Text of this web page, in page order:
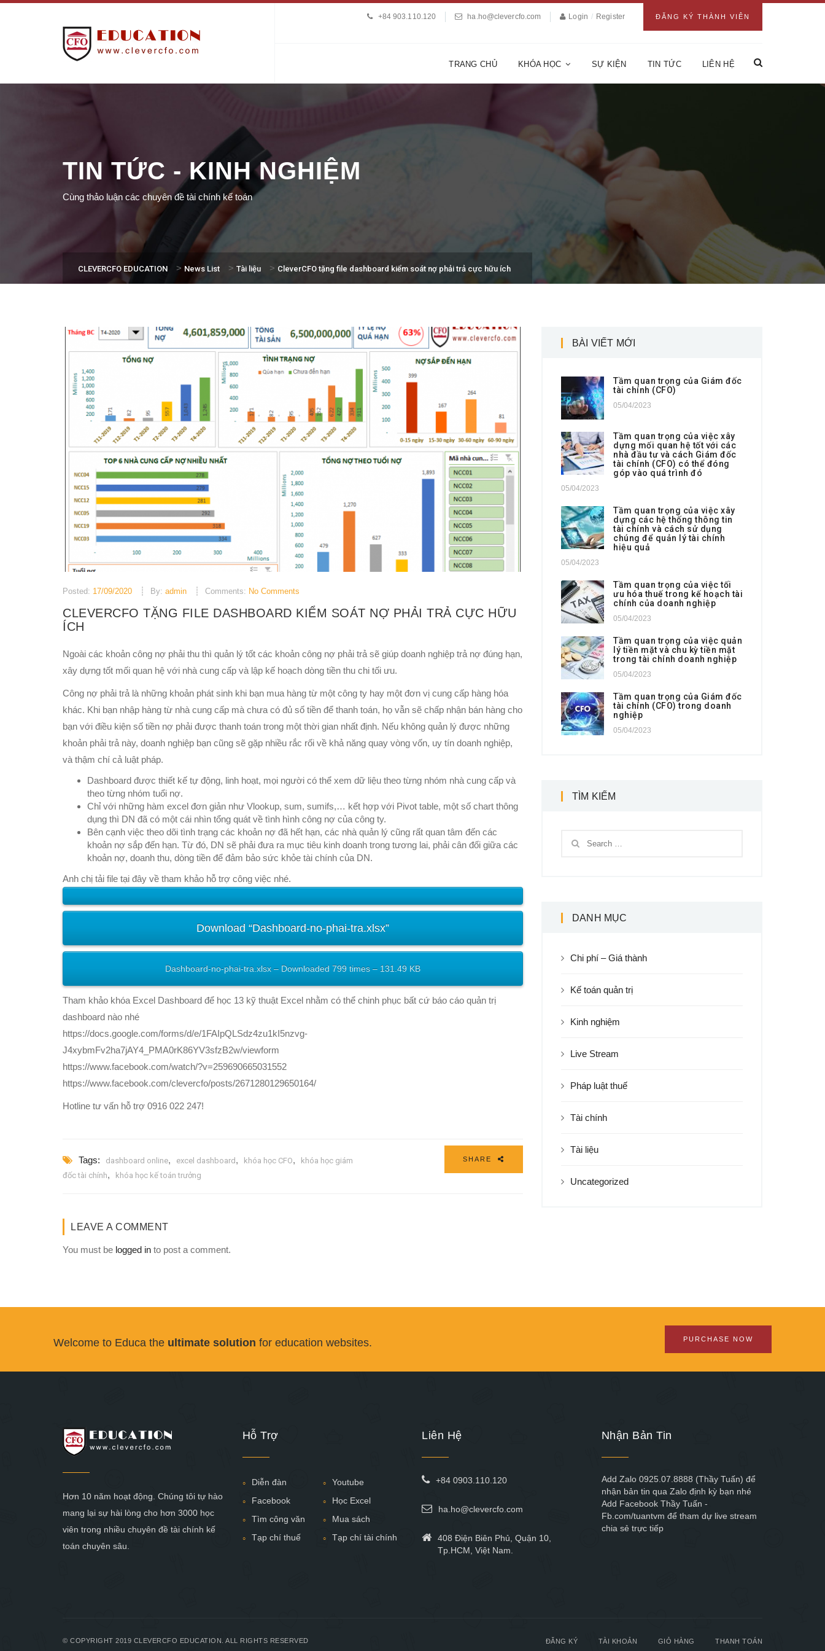
ĐĂNG KÝ THÀNH VIÊN
+84 903.110.120 ha.ho@clevercfo.com Login / Register
TRANG CHỦ KHÓA HỌC SỰ KIỆN TIN TỨC LIÊN HỆ
TIN TỨC - KINH NGHIỆM
Cùng thảo luận các chuyên đề tài chính kế toán
CLEVERCFO EDUCATION > News List > Tài liệu > CleverCFO tặng file dashboard kiểm soát nợ phải trả cực hữu ích
Posted: 17/09/2020 By: admin Comments: No Comments
CLEVERCFO TẶNG FILE DASHBOARD KIỂM SOÁT NỢ PHẢI TRẢ CỰC HỮU
ÍCH
Ngoài các khoản công nợ phải thu thì quản lý tốt các khoản công nợ phải trả sẽ giúp doanh nghiệp trả nợ đúng hạn,
xây dựng tốt mối quan hệ với nhà cung cấp và lập kế hoạch dòng tiền thu chi tối ưu.
Công nợ phải trả là những khoản phát sinh khi bạn mua hàng từ một công ty hay một đơn vị cung cấp hàng hóa
khác. Khi bạn nhập hàng từ nhà cung cấp mà chưa có đủ số tiền để thanh toán, họ vẫn sẽ chấp nhận bán hàng cho
bạn với điều kiện số tiền nợ phải được thanh toán trong một thời gian nhất định. Nếu không quản lý được những
khoản phải trả này, doanh nghiệp bạn cũng sẽ gặp nhiều rắc rối về khả năng quay vòng vốn, uy tín doanh nghiệp,
và thậm chí cả luật pháp.
Dashboard được thiết kế tự động, linh hoạt, mọi người có thể xem dữ liệu theo từng nhóm nhà cung cấp và
theo từng nhóm tuổi nợ.
Chỉ với những hàm excel đơn giản như Vlookup, sum, sumifs,… kết hợp với Pivot table, một số chart thông
dụng thì DN đã có một cái nhìn tổng quát về tình hình công nợ của công ty.
Bên cạnh việc theo dõi tình trạng các khoản nợ đã hết hạn, các nhà quản lý cũng rất quan tâm đến các
khoản nợ sắp đến hạn. Từ đó, DN sẽ phải đưa ra mục tiêu kinh doanh trong tương lai, phải cân đối giữa các
khoản nợ, doanh thu, dòng tiền để đảm bảo sức khỏe tài chính của DN.
Anh chị tải file tại đây về tham khảo hỗ trợ công việc nhé.
Download “Dashboard-no-phai-tra.xlsx”
Dashboard-no-phai-tra.xlsx – Downloaded 799 times – 131.49 KB
Tham khảo khóa Excel Dashboard để học 13 kỹ thuật Excel nhằm có thể chinh phục bất cứ báo cáo quản trị
dashboard nào nhé
https://docs.google.com/forms/d/e/1FAIpQLSdz4zu1kI5nzvg-
J4xybmFv2ha7jAY4_PMA0rK86YV3sfzB2w/viewform
https://www.facebook.com/watch/?v=259690665031552
https://www.facebook.com/clevercfo/posts/2671280129650164/
Hotline tư vấn hỗ trợ 0916 022 247!
Tags: dashboard online, excel dashboard , khóa học CFO,
khóa học giám
đốc tài chính, khóa học kế toán trưởng
SHARE
LEAVE A COMMENT
You must be logged in to post a comment.
BÀI VIẾT MỚI
Tầm quan trọng của Giám đốc
tài chính (CFO)
05/04/2023
Tầm quan trọng của việc xây
dựng mối quan hệ tốt với các
nhà đầu tư và cách Giám đốc
tài chính (CFO) có thể đóng
góp vào quá trình đó
05/04/2023
Tầm quan trọng của việc xây
dựng các hệ thống thông tin
tài chính và cách sử dụng
chúng để quản lý tài chính
hiệu quả
05/04/2023
Tầm quan trọng của việc tối
ưu hóa thuế trong kế hoạch tài
chính của doanh nghiệp
05/04/2023
Tầm quan trọng của việc quản
lý tiền mặt và chu kỳ tiền mặt
trong tài chính doanh nghiệp
05/04/2023
Tầm quan trọng của Giám đốc
tài chính (CFO) trong doanh
nghiệp
05/04/2023
TÌM KIẾM
DANH MỤC
Chi phí – Giá thành
Kế toán quản trị
Kinh nghiệm
Live Stream
Pháp luật thuế
Tài chính
Tài liệu
Uncategorized
Welcome to Educa the ultimate solution for education websites. PURCHASE NOW
Hơn 10 năm hoạt động. Chúng tôi tự hào
mang lại sự hài lòng cho hơn 3000 học
viên trong nhiều chuyên đề tài chính kế
toán chuyên sâu.
Hỗ Trợ
Diễn đàn
Youtube
Facebook
Học Excel
Tìm công văn
Mua sách
Tạp chí thuế
Tạp chí tài chính
Liên Hệ
+84 0903.110.120
ha.ho@clevercfo.com
408 Điện Biên Phủ, Quận 10,
Tp.HCM, Việt Nam.
Nhận Bản Tin
Add Zalo 0925.07.8888 (Thầy Tuấn) để
nhận bản tin qua Zalo định kỳ bạn nhé
Add Facebook Thầy Tuấn -
Fb.com/tuantvm để tham dự live stream
chia sẻ trực tiếp
© COPYRIGHT 2019 CLEVERCFO EDUCATION. ALL RIGHTS RESERVED ĐĂNG KÝ TÀI KHOẢN GIỎ HÀNG THANH TOÁN